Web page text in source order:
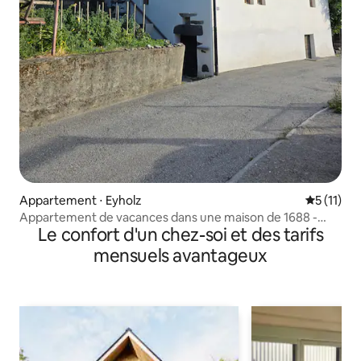
Appartement ⋅ Eyholz
5 (11)
Appartement de vacances dans une maison de 1688 -
pure détente
Le confort d'un chez-soi et des tarifs
mensuels avantageux